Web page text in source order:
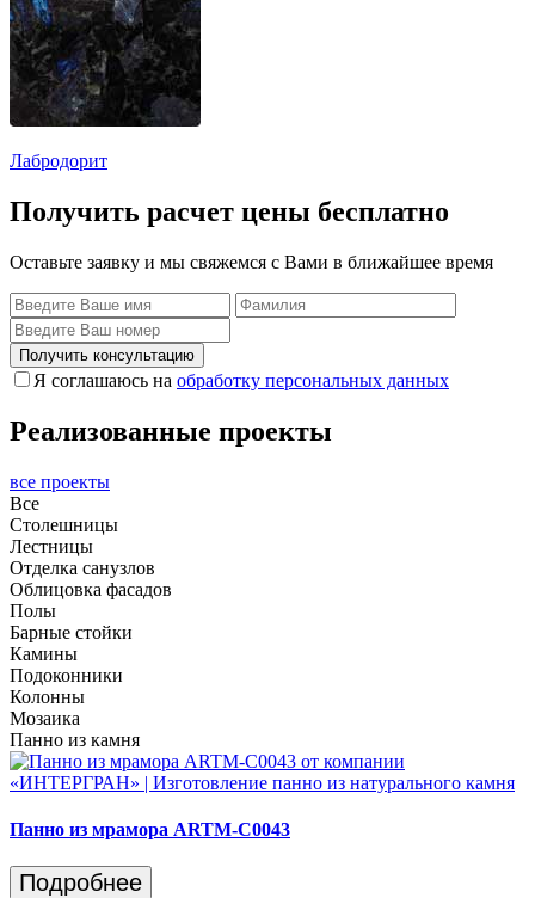
Лабродорит
Получить расчет цены бесплатно
Оставьте заявку и мы свяжемся с Вами в ближайшее время
Получить консультацию
Я соглашаюсь на обработку персональных данных
Реализованные проекты
все проекты
Все
Столешницы
Лестницы
Отделка санузлов
Облицовка фасадов
Полы
Барные стойки
Камины
Подоконники
Колонны
Мозаика
Панно из камня
Панно из мрамора ARTM-C0043
Подробнее